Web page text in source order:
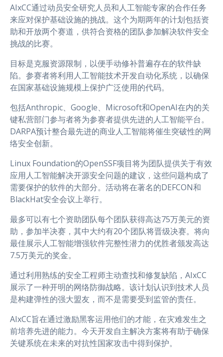
AIxCC通过动员安全研究人员和人工智能专家的合作任务
来应对保护基础设施的挑战。这个为期两年的计划包括资
助和开放两个赛道，供符合资格的团队参加解决软件安全
挑战的比赛。
目标是克服资源限制，以便手动修补普遍存在的软件缺
陷。参赛者将利用人工智能技术开发自动化系统，以确保
在国家基础设施规模上保护广泛使用的代码。
包括Anthropic、Google、Microsoft和OpenAI在内的关
键私营部门参与者将为参赛者提供先进的人工智能平台。
DARPA预计整合最先进的商业人工智能将催生突破性的网
络安全创新。
Linux Foundation的OpenSSF项目将为团队提供关于有效
应用人工智能解决开源安全问题的建议，这些问题构成了
需要保护的软件的大部分。活动将在著名的DEFCON和
BlackHat安全会议上举行。
最多可以有七个资助团队每个团队获得高达75万美元的资
助，参加半决赛，其中大约有20个团队将晋级决赛。将向
最佳展示人工智能增强软件完整性潜力的优胜者颁发高达
7.5万美元的奖金。
通过利用熟练的安全工程师主动查找和修复缺陷，AIxCC
展示了一种开明的网络防御战略。该计划认识到技术人员
是构建弹性的强大盟友，而不是需要受到监管的责任。
AIxCC旨在通过激励黑客运用他们的才能，在灾难发生之
前培养先进的能力。今天开发自主解决方案将有助于确保
关键系统在未来的对抗性国家攻击中得到保护。